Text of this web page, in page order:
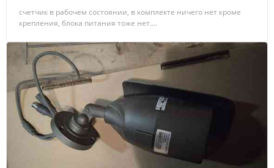
счетчик в рабочем состоянии, в комплекте ничего нет кроме
крепления, блока питания тоже нет....